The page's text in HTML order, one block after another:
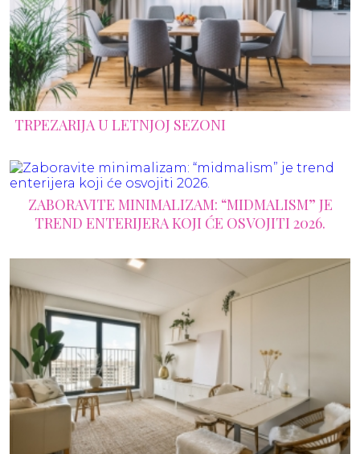
TRPEZARIJA U LETNJOJ SEZONI
ZABORAVITE MINIMALIZAM: “MIDMALISM” JE
TREND ENTERIJERA KOJI ĆE OSVOJITI 2026.